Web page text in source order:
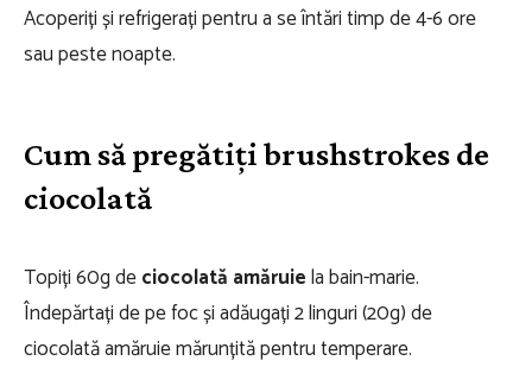
Acoperiți și refrigerați pentru a se întări timp de 4-6 ore
sau peste noapte.
Cum să pregătiți brushstrokes de
ciocolată
Topiți 60g deciocolată amăruiela bain-marie.
Îndepărtați de pe foc și adăugați 2 linguri (20g) de
ciocolată amăruie mărunțită pentru temperare.